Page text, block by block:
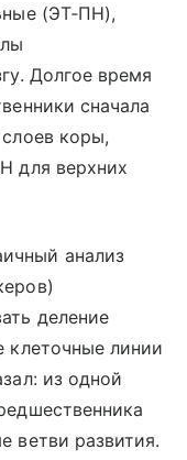
(ЭТ‑ПН),
Долгое время
сначала
коры,
для верхних
анализ
деление
клеточные линии
из одной
ветви развития.